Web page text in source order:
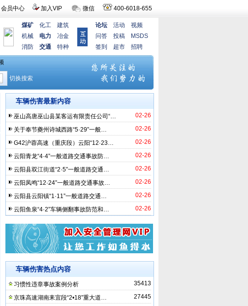
会员中心 加入VIP 微信 400-6018-655
煤矿 化工
建筑
机械
电力
冶金
消防
交通 特种
论坛 活动
视频
问答
投稿
MSDS
签到
超市 招聘
车辆伤害最新内容
02-26
巫山高唐巫山县某客运有限责任公司“…
02-26
关于奉节夔州诗城西路“5·29”一般…
02-26
G42沪蓉高速（重庆段）云阳“12·23…
02-26
云阳青龙“4·4”一般道路交通事故防…
02-26
云阳县双江街道“2·5”一般道路交通…
02-26
云阳凤鸣“12·24”一般道路交通事故…
02-26
云阳县云阳镇“1·11”一般道路交通…
02-26
云阳鱼泉“4·2”车辆侧翻事故防范和…
车辆伤害热点内容
35413
习惯性违章事故案例分析
27445
京珠高速湖南耒宜段“2•18”重大道…